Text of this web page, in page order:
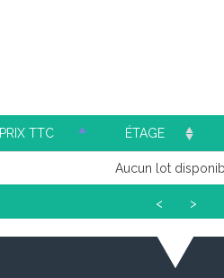
PRIX TTC ÉTAGE
Aucun lot
< >